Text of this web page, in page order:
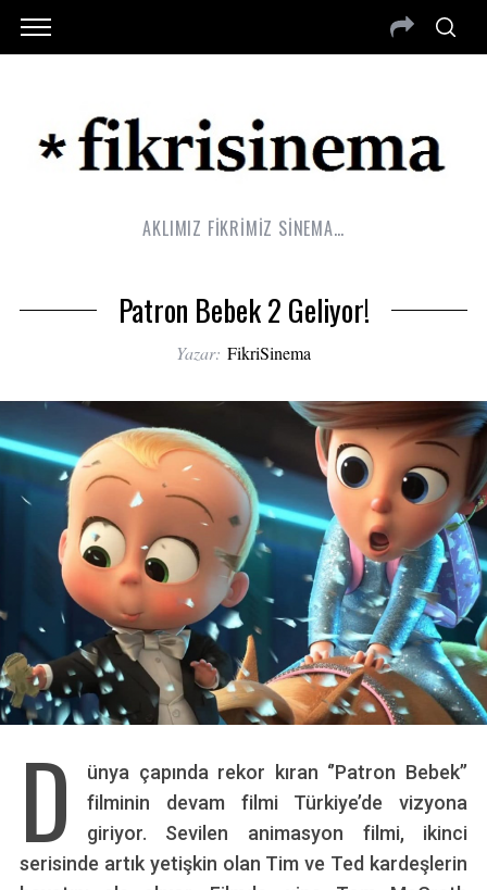
AKLIMIZ FİKRİMİZ SİNEMA…
Patron Bebek 2 Geliyor!
Yazar: FikriSinema
D
ünya çapında rekor kıran ‘’Patron Bebek’’
filminin devam filmi Türkiye’de vizyona
giriyor. Sevilen animasyon filmi, ikinci
serisinde artık yetişkin olan Tim ve Ted kardeşlerin